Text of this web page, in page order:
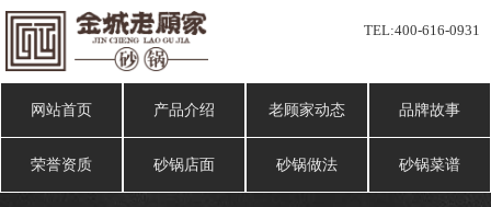
TEL:400-616-0931
网站首页 产品介绍 老顾家动态 品牌故事
荣誉资质 砂锅店面 砂锅做法 砂锅菜谱